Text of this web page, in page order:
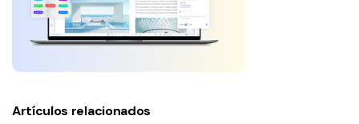
Artículos relacionados